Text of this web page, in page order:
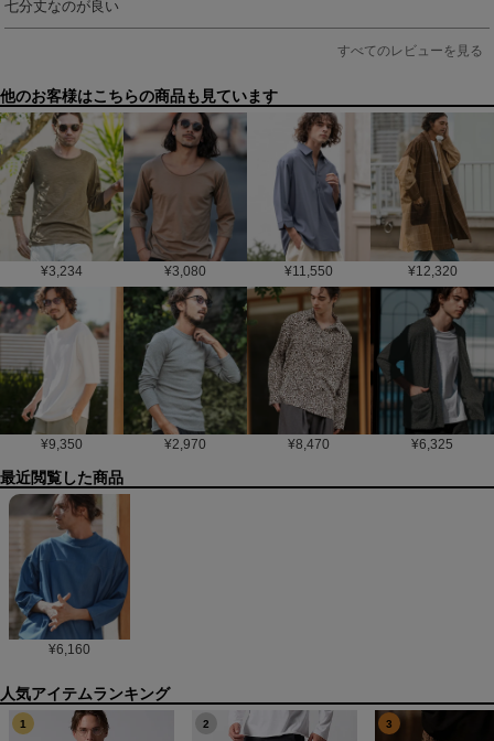
七分丈なのが良い
すべてのレビューを見る
他のお客様はこちらの商品も見ています
¥3,234 ¥3,080 ¥11,550 ¥12,320
¥9,350 ¥2,970 ¥8,470 ¥6,325
最近閲覧した商品
¥6,160
1 2 3